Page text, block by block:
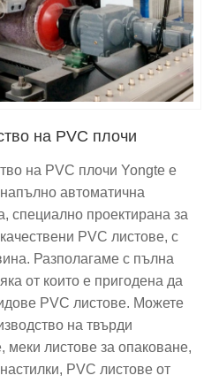
на PVC плочи
на PVC плочи Yongte е
автоматична
специално проектирана за
PVC листове, с
Разполагаме с пълна
от които е пригодена да
PVC листове. Можете
на твърди
меки листове за опаковане,
PVC листове от